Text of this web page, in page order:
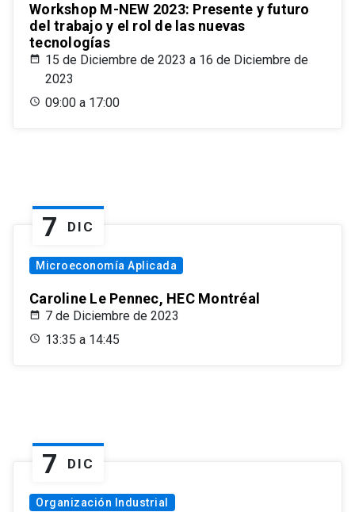
Workshop M-NEW 2023: Presente y futuro
del trabajo y el rol de las nuevas
tecnologías
15 de Diciembre de 2023 a 16 de Diciembre de
2023
09:00 a 17:00
7 DIC
Microeconomía Aplicada
Caroline Le Pennec, HEC Montréal
7 de Diciembre de 2023
13:35 a 14:45
7 DIC
Organización Industrial